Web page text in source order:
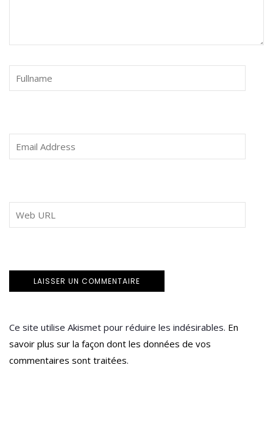
Ce site utilise Akismet pour réduire les indésirables. En
savoir plus sur la façon dont les données de vos
commentaires sont traitées.